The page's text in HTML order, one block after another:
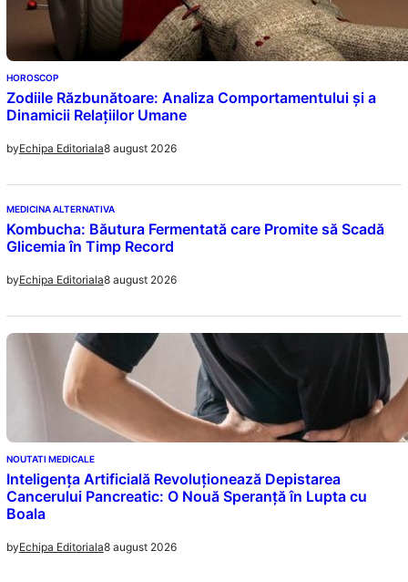
HOROSCOP
Zodiile Răzbunătoare: Analiza Comportamentului și a
Dinamicii Relațiilor Umane
byEchipa Editoriala8 august 2026
MEDICINA ALTERNATIVA
Kombucha: Băutura Fermentată care Promite să Scadă
Glicemia în Timp Record
byEchipa Editoriala8 august 2026
NOUTATI MEDICALE
Inteligența Artificială Revoluționează Depistarea
Cancerului Pancreatic: O Nouă Speranță în Lupta cu
Boala
byEchipa Editoriala8 august 2026